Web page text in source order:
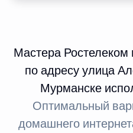
Мастера Ростелеком
по адресу улица
Мурманске
Оптимальный
домашнего